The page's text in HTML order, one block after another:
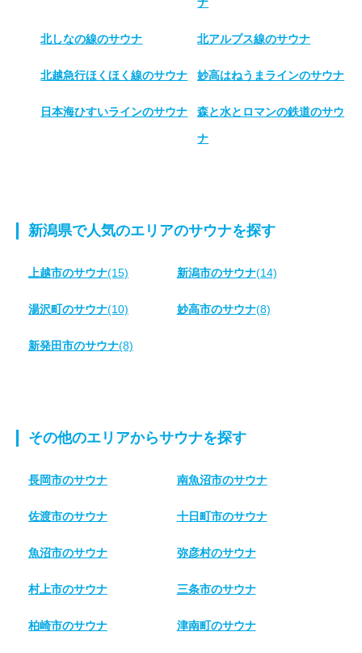
北しなの線のサウナ 北アルプス線のサウナ
北越急行ほくほく線のサウナ 妙高はねうまラインのサウナ
日本海ひすいラインのサウナ 森と水とロマンの鉄道のサウ
ナ
新潟県で人気のエリアのサウナを探す
上越市のサウナ(15) 新潟市のサウナ(14)
湯沢町のサウナ(10) 妙高市のサウナ(8)
新発田市のサウナ(8)
その他のエリアからサウナを探す
長岡市のサウナ 南魚沼市のサウナ
佐渡市のサウナ 十日町市のサウナ
魚沼市のサウナ 弥彦村のサウナ
村上市のサウナ 三条市のサウナ
柏崎市のサウナ 津南町のサウナ